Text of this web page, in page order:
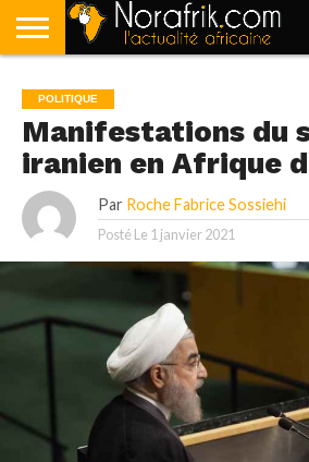
POLITIQUE
SOCIÉTÉ
ECONOMIE
SPORT
LIFESTYLE
POLITIQUE
Manifestations du
iranien en Afrique
Par Roche Fabrice Sossiehi
Posté Le 1 janvier 2021